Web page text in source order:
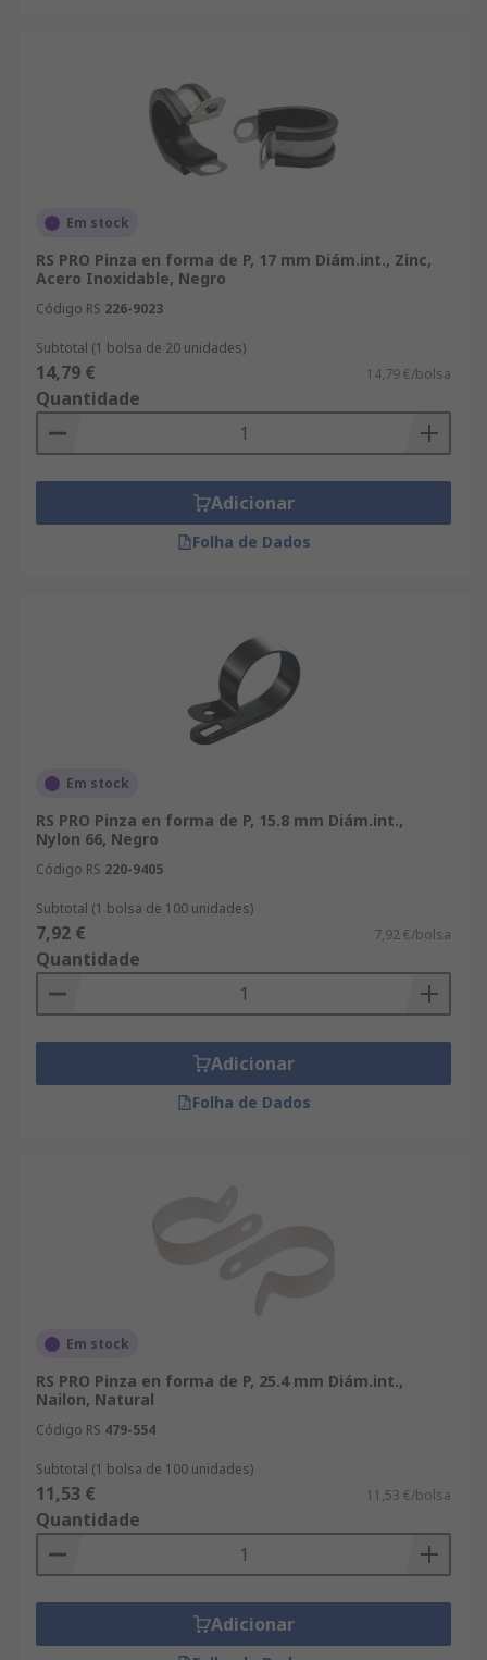
Em stock
RS PRO Pinza en forma de P, 17 mm Diám.int., Zinc,
Acero Inoxidable, Negro
Código RS 226-9023
Subtotal (1 bolsa de 20 unidades)
14,79 € 14,79 €/bolsa
Quantidade
Adicionar
Folha de Dados
Em stock
RS PRO Pinza en forma de P, 15.8 mm Diám.int.,
Nylon 66, Negro
Código RS 220-9405
Subtotal (1 bolsa de 100 unidades)
7,92 € 7,92 €/bolsa
Quantidade
Adicionar
Folha de Dados
Em stock
RS PRO Pinza en forma de P, 25.4 mm Diám.int.,
Nailon, Natural
Código RS 479-554
Subtotal (1 bolsa de 100 unidades)
11,53 € 11,53 €/bolsa
Quantidade
Adicionar